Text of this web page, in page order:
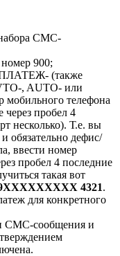
СМС-
900;
(также
, AUTO- или
телефона
пробел 4
несколько). Т.е. вы
обязательно дефис/
ввести номер
пробел 4 последние
такая вот
4321.
для конкретного
СМС-сообщения и